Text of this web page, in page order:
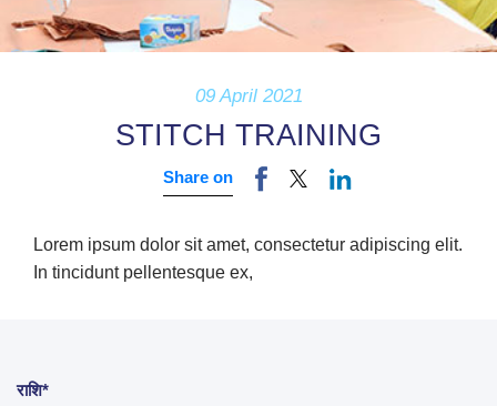
09 April 2021
STITCH TRAINING
Share on
Lorem ipsum dolor sit amet, consectetur adipiscing elit.
In tincidunt pellentesque ex,
राशि*